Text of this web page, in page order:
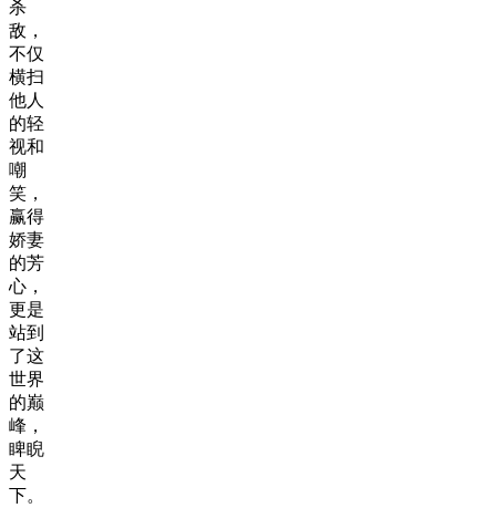
杀
敌，
不仅
横扫
他人
的轻
视和
嘲
笑，
赢得
娇妻
的芳
心，
更是
站到
了这
世界
的巅
峰，
睥睨
天
下。